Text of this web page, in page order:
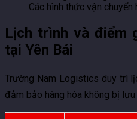
Các hình thức vận chuyển
Lịch trình và điểm
tại Yên Bái
Trường Nam Logistics duy trì
đảm bảo hàng hóa không bị lưu